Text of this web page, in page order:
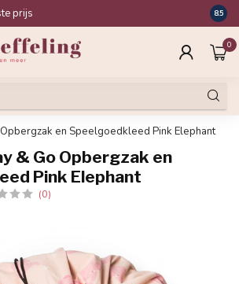
prijs 8.5
0
en Speelgoedkleed Pink Elephant
& Go Opbergzak en
Pink Elephant
(0)